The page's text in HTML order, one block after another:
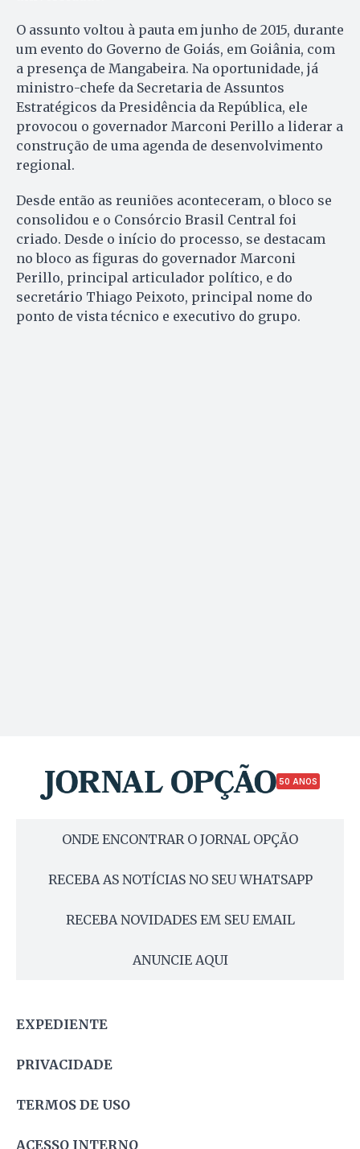
O assunto voltou à pauta em junho de 2015, durante
um evento do Governo de Goiás, em Goiânia, com
a presença de Mangabeira. Na oportunidade, já
ministro-chefe da Secretaria de Assuntos
Estratégicos da Presidência da República, ele
provocou o governador Marconi Perillo a liderar a
construção de uma agenda de desenvolvimento
regional.
Desde então as reuniões aconteceram, o bloco se
consolidou e o Consórcio Brasil Central foi
criado. Desde o início do processo, se destacam
no bloco as figuras do governador Marconi
Perillo, principal articulador político, e do
secretário Thiago Peixoto, principal nome do
ponto de vista técnico e executivo do grupo.
50 ANOS
ONDE ENCONTRAR O JORNAL OPÇÃO
RECEBA AS NOTÍCIAS NO SEU WHATSAPP
RECEBA NOVIDADES EM SEU EMAIL
ANUNCIE AQUI
EXPEDIENTE
PRIVACIDADE
TERMOS DE USO
ACESSO INTERNO